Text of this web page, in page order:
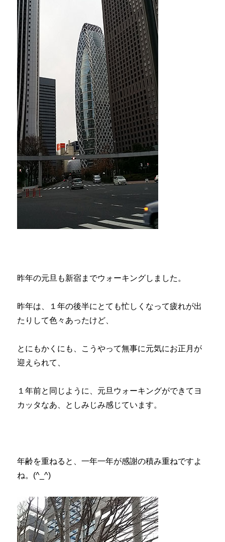
と
に
か
く
や
り
終
え
る
習
慣
づ
け。
に
昨年の元旦も新宿までウォーキングしました。
昨年は、１年の後半にとても忙しくなって疲れが出
たりして色々あったけど、
とにもかくにも、こうやって無事に元気にお正月が
迎えられて、
１年前と同じように、元旦ウォーキングができてヨ
カッタなあ、としみじみ感じています。
年齢を重ねると、一年一年が感謝の積み重ねですよ
ね。(^_^)